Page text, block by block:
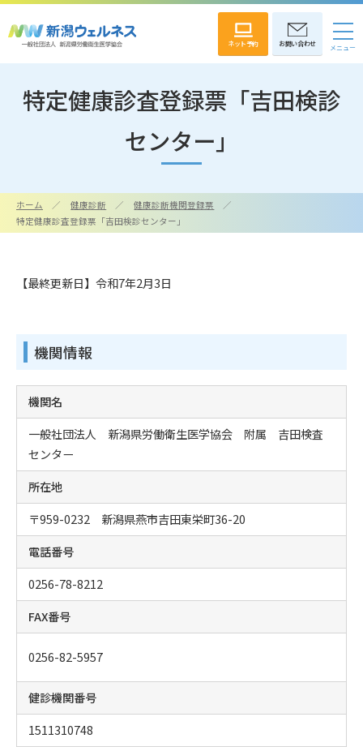
お問い合わせ
ネット予約
特定健康診査登録票「吉田検診
センター」
ホーム 健康診断
健康診断機関登録票
特定健康診査登録票「吉田検診センター」
【最終更新日】令和7年2月3日
機関情報
機関名
一般社団法人 新潟県労働衛生医学協会 附属 吉田検査
センター
所在地
〒959-0232 新潟県燕市吉田東栄町36-20
電話番号
0256-78-8212
FAX番号
0256-82-5957
健診機関番号
1511310748